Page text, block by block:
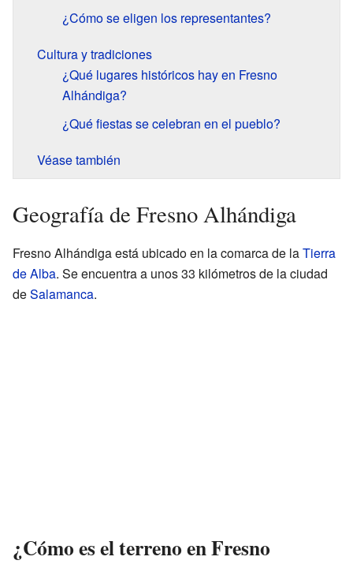
¿Cómo se eligen los representantes?
Cultura y tradiciones
¿Qué lugares históricos hay en Fresno
Alhándiga?
¿Qué fiestas se celebran en el pueblo?
Véase también
Geografía de Fresno Alhándiga
Fresno Alhándiga está ubicado en la comarca de laTierra
de Alba. Se encuentra a unos 33 kilómetros de la ciudad
deSalamanca.
¿Cómo es el terreno en Fresno